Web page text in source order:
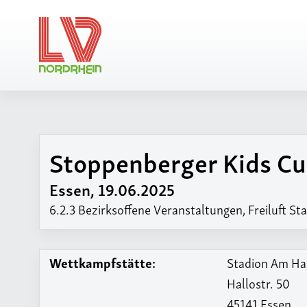
Regionsvorstand
Stoppenberger Kids
Essen, 19.06.2025
6.2.3 Bezirksoffene Veranstaltungen, Freiluft
Wettkampfstätte:
Stadion Am
Hallostr. 50